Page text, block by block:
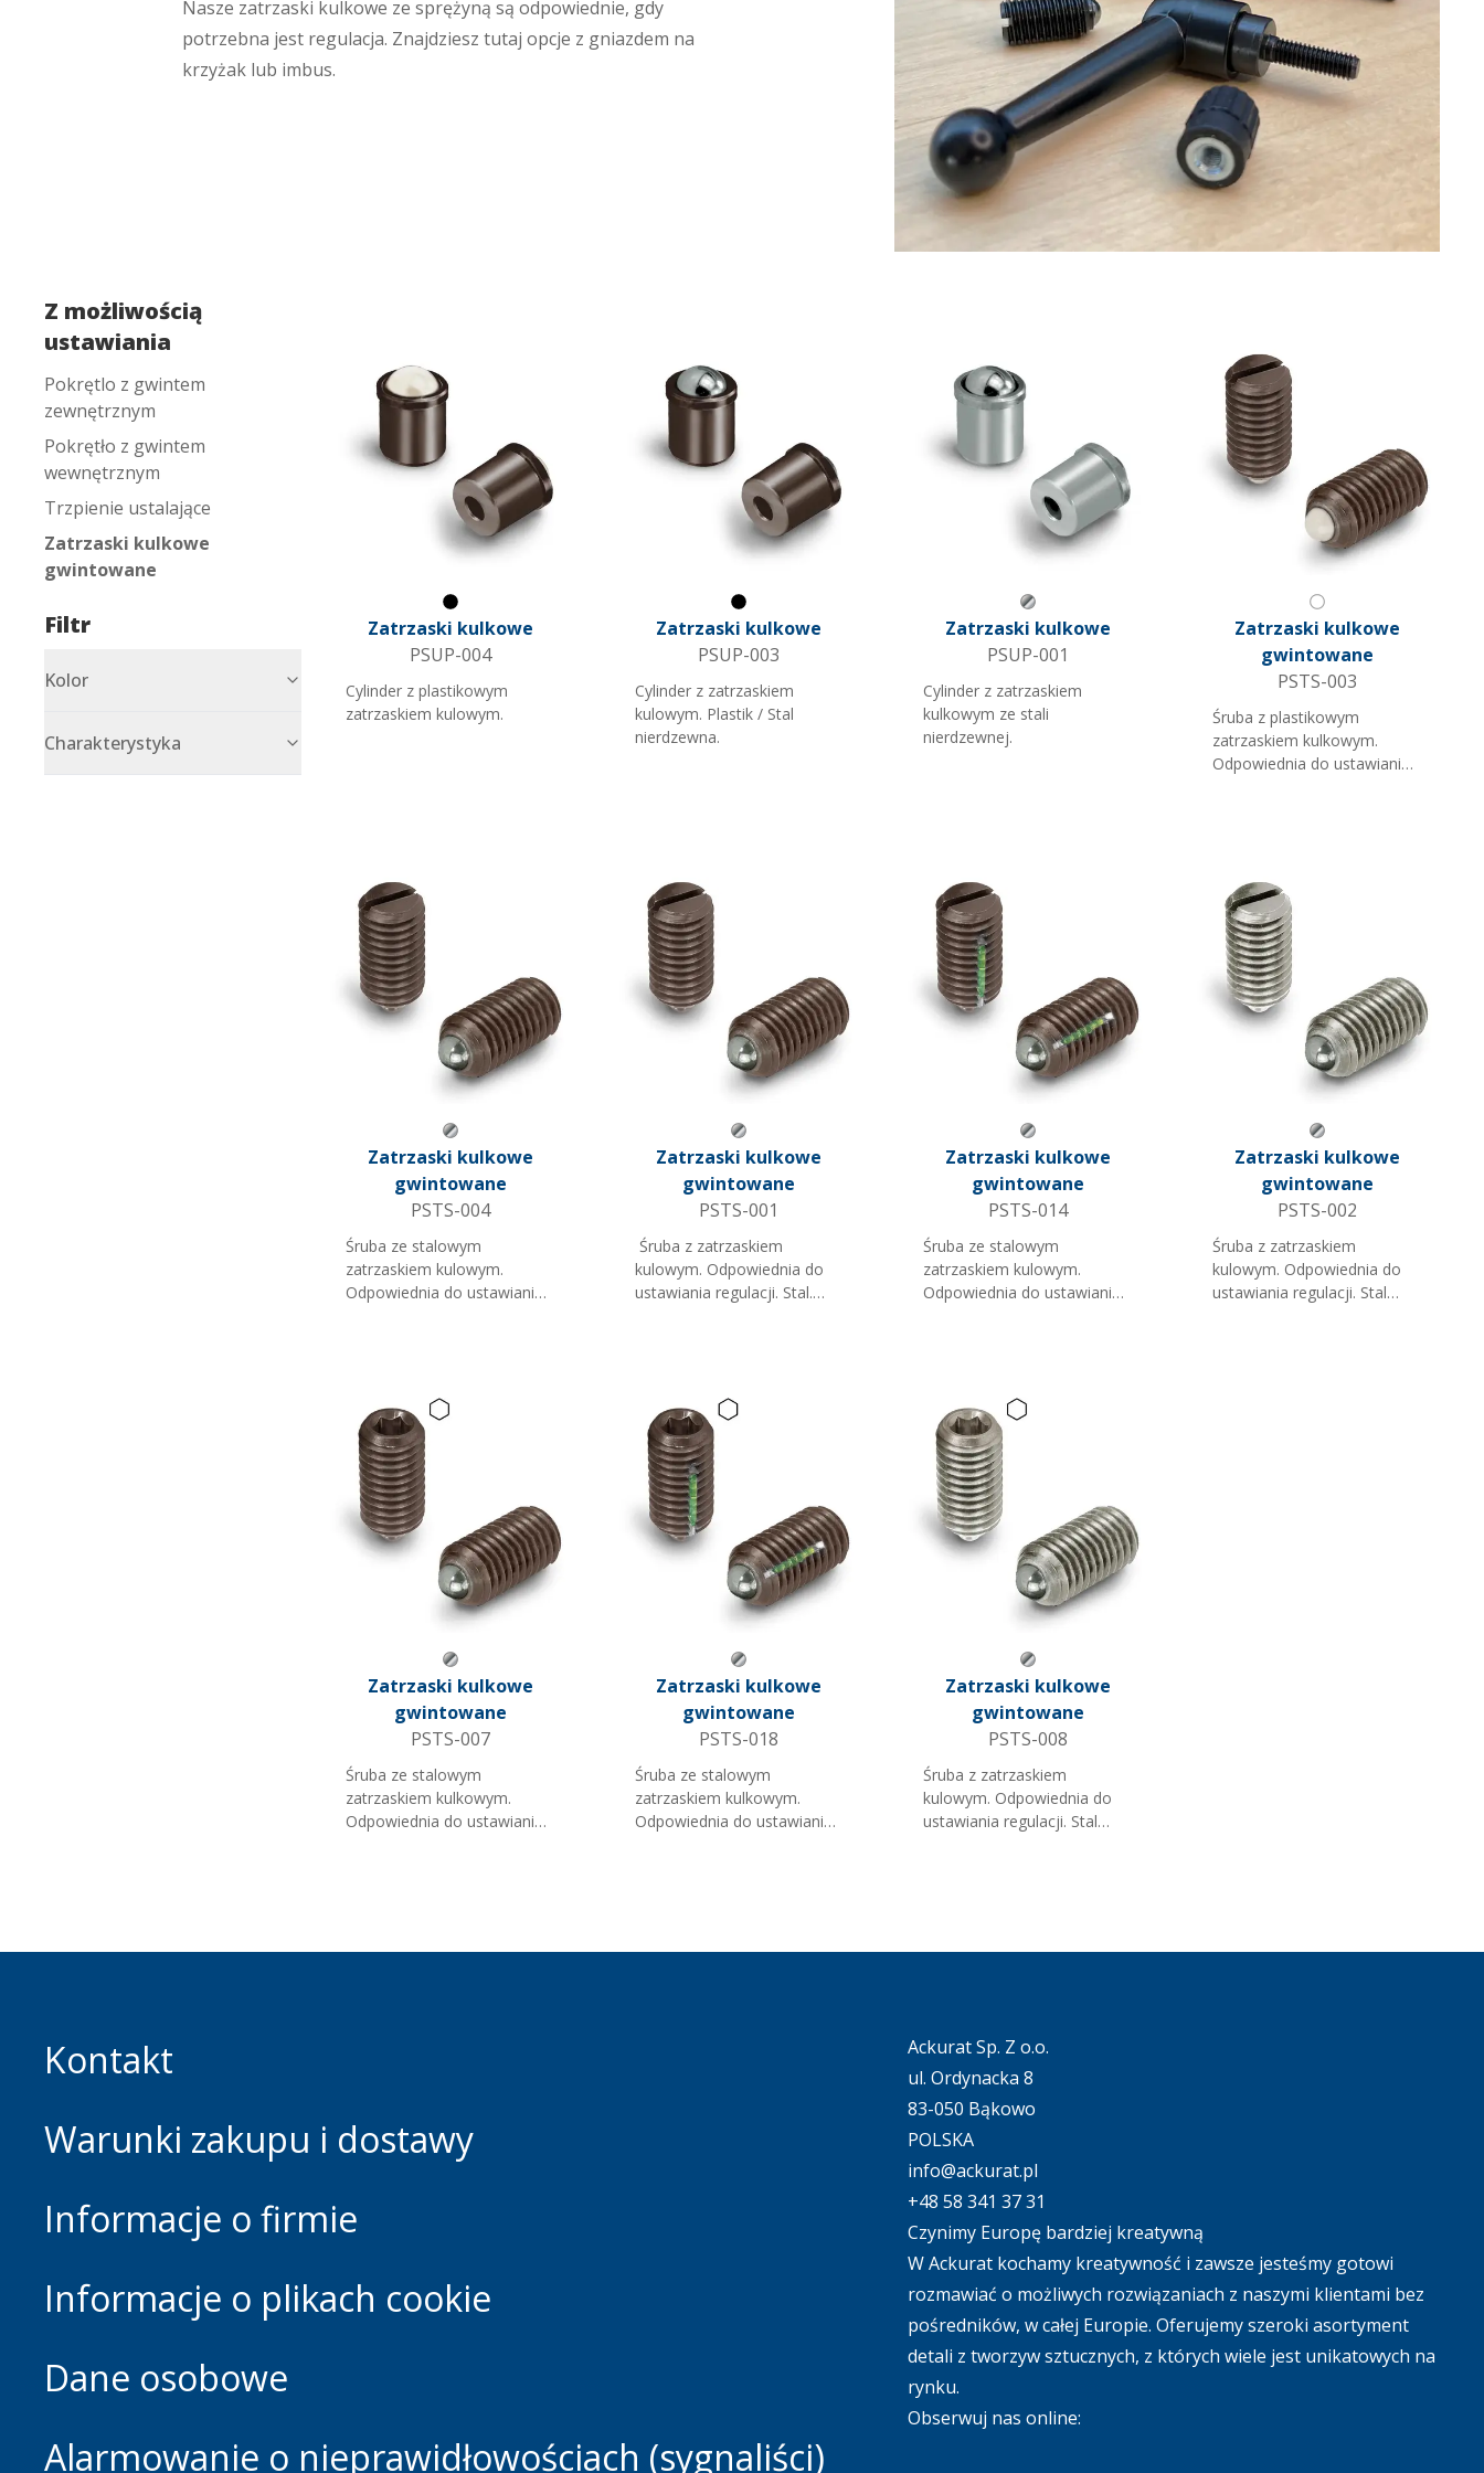
Nasze zatrzaski kulkowe ze sprężyną są odpowiednie, gdy
potrzebna jest regulacja. Znajdziesz tutaj opcje z gniazdem na
krzyżak lub imbus.
Z możliwością
ustawiania
Pokrętlo z gwintem
zewnętrznym
Pokrętło z gwintem
wewnętrznym
Trzpienie ustalające
Zatrzaski kulkowe
gwintowane
Filtr
Kolor
Charakterystyka
Czarny
Zatrzaski kulkowe
PSUP-004
Cylinder z plastikowym
zatrzaskiem kulowym.
Czarny
Zatrzaski kulkowe
PSUP-003
Cylinder z zatrzaskiem
kulowym. Plastik / Stal
nierdzewna.
Szary metaliczny
Zatrzaski kulkowe
PSUP-001
Cylinder z zatrzaskiem
kulkowym ze stali
nierdzewnej.
Biały
Zatrzaski kulkowe
gwintowane
PSTS-003
Śruba z plastikowym
zatrzaskiem kulkowym.
Odpowiednia do ustawiania
Szary metaliczny
Zatrzaski kulkowe
gwintowane
PSTS-004
Śruba ze stalowym
zatrzaskiem kulowym.
Odpowiednia do ustawiania
Szary metaliczny
Zatrzaski kulkowe
gwintowane
PSTS-001
Śruba z zatrzaskiem
kulowym. Odpowiednia do
ustawiania regulacji. Stal.
Szary metaliczny
Zatrzaski kulkowe
gwintowane
PSTS-014
Śruba ze stalowym
zatrzaskiem kulowym.
Odpowiednia do ustawiania
Szary metaliczny
Zatrzaski kulkowe
gwintowane
PSTS-002
Śruba z zatrzaskiem
kulowym. Odpowiednia do
ustawiania regulacji. Stal
Szary metaliczny
Zatrzaski kulkowe
gwintowane
PSTS-007
Śruba ze stalowym
zatrzaskiem kulkowym.
Odpowiednia do ustawiania
Szary metaliczny
Zatrzaski kulkowe
gwintowane
PSTS-018
Śruba ze stalowym
zatrzaskiem kulkowym.
Odpowiednia do ustawiania
Szary metaliczny
Zatrzaski kulkowe
gwintowane
PSTS-008
Śruba z zatrzaskiem
kulowym. Odpowiednia do
ustawiania regulacji. Stal
Kontakt
Warunki zakupu i dostawy
Informacje o firmie
Informacje o plikach cookie
Dane osobowe
Alarmowanie o nieprawidłowościach (sygnaliści)
Ackurat Sp. Z o.o.
ul. Ordynacka 8
83-050 Bąkowo
POLSKA
info@ackurat.pl
+48 58 341 37 31
Czynimy Europę bardziej kreatywną
W Ackurat kochamy kreatywność i zawsze jesteśmy gotowi
rozmawiać o możliwych rozwiązaniach z naszymi klientami bez
pośredników, w całej Europie. Oferujemy szeroki asortyment
detali z tworzyw sztucznych, z których wiele jest unikatowych na
rynku.
Obserwuj nas online: